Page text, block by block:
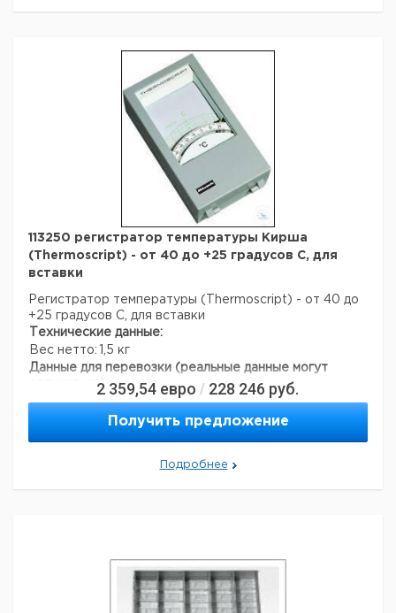
113250 регистратор температуры Кирша
(Thermoscript) - от 40 до +25 градусов C, для
вставки
Регистратор температуры (Thermoscript) - от 40 до
+25 градусов C, для вставки
Технические данные:
Вес нетто:
1,5 кг
Данные для перевозки (реальные данные могут
отличаться)2 359,54 евро / 228 246 руб.
Получить предложение
Подробнее